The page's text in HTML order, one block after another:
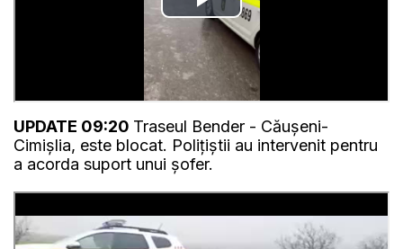
UPDATE 09:20 Traseul Bender - Căușeni-
Cimișlia, este blocat. Polițiștii au intervenit pentru
a acorda suport unui șofer.